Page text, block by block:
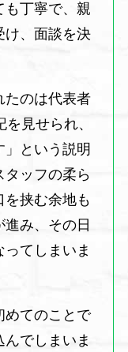
も丁寧で、親
け、面談を決
たのは代表者
見せられ、
」という説明
タッフの柔ら
を挟む余地も
み、その日
てしまいま
めてのことで
んでしまいま